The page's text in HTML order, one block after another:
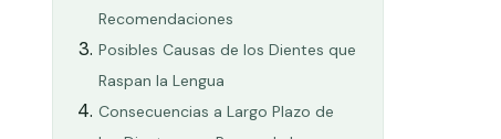
Recomendaciones
Posibles Causas de los Dientes que
Raspan la Lengua
Consecuencias a Largo Plazo de